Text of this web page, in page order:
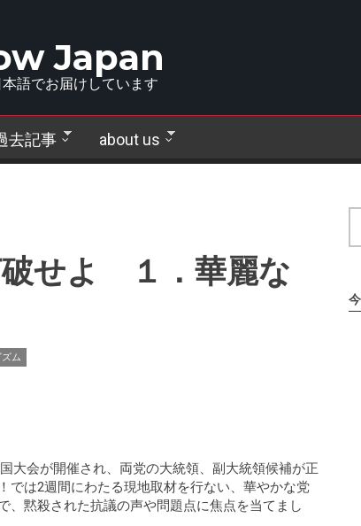
Japan
本語でお届けしています
去記事 about us
破せよ １．華麗な
ム
大会が開催され、両党の大統領、副大統領候補が正
では2週間にわたる現地取材を行ない、華やかな党
、黙殺された抗議の声や問題点に焦点を当てまし